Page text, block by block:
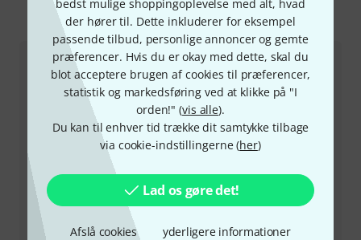
bedst mulige shoppingoplevelse med alt, hvad
der hører til. Dette inkluderer for eksempel
passende tilbud, personlige annoncer og gemte
præferencer. Hvis du er okay med dette, skal du
blot acceptere brugen af cookies til præferencer,
statistik og markedsføring ved at klikke på "I
orden!" (vis alle).
Du kan til enhver tid trække dit samtykke tilbage
via cookie-indstillingerne (her)
Lad os gøre det!
Afslå cookies yderligere informationer
Sådan kontakter du os
Kundeservice Danmark
+45-78150202
Vores kundeservice står klar til at hjælpe, hvis du har
spørgsmål eller problemer efter dit køb.